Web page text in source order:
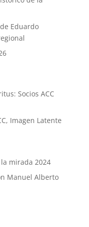
Eduardo
Socios ACC
Imagen Latente
mirada 2024
Manuel Alberto